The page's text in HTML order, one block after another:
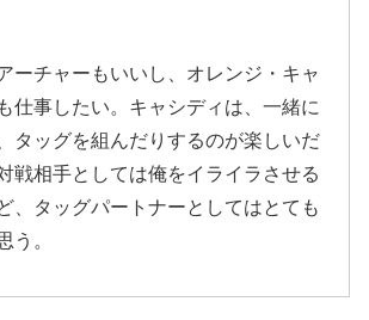
ーチャーもいいし、オレンジ・キャ
仕事したい。キャシディは、一緒に
タッグを組んだりするのが楽しいだ
戦相手としては俺をイライラさせる
、タッグパートナーとしてはとても
う。